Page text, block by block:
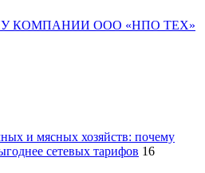
КОМПАНИИ ООО «НПО ТЕХ»
и мясных хозяйств: почему
сетевых тарифов 16